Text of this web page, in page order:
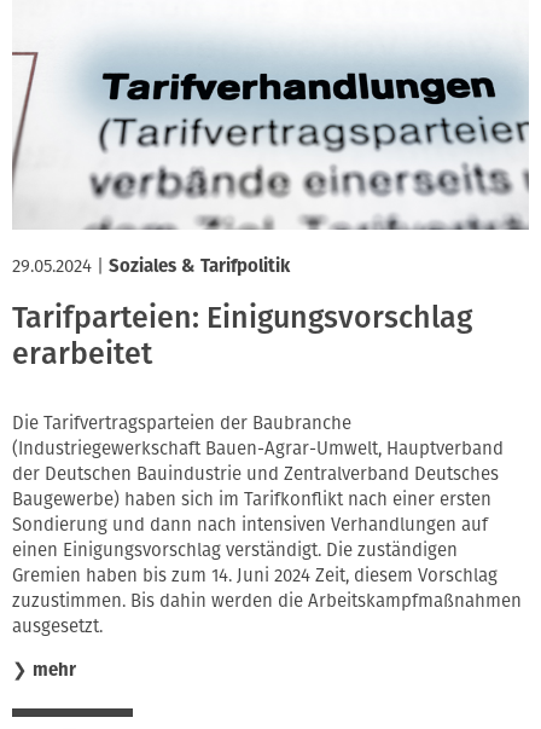
29.05.2024 Soziales & Tarifpolitik
Tarifparteien: Einigungsvorschlag
erarbeitet
Die Tarifvertragsparteien der Baubranche
(Industriegewerkschaft Bauen-Agrar-Umwelt, Hauptverband
der Deutschen Bauindustrie und Zentralverband Deutsches
Baugewerbe) haben sich im Tarifkonflikt nach einer ersten
Sondierung und dann nach intensiven Verhandlungen auf
einen Einigungsvorschlag verständigt. Die zuständigen
Gremien haben bis zum 14. Juni 2024 Zeit, diesem Vorschlag
zuzustimmen. Bis dahin werden die Arbeitskampfmaßnahmen
ausgesetzt.
❯ mehr